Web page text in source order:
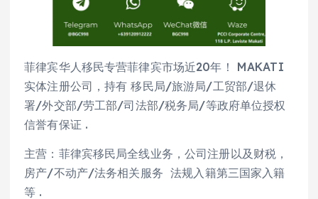
菲律宾华人移民专营菲律宾市场近20年！ MAKATI
实体注册公司，持有 移民局/旅游局/工贸部/退休
署/外交部/劳工部/司法部/税务局/等政府单位授权
信誉有保证 .
主营：菲律宾移民局全线业务，公司注册以及财税，
房产/不动产/法务相关服务 法规入籍第三国家入籍
等 .